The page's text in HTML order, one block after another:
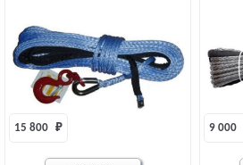
15 800 ₽ 9 000